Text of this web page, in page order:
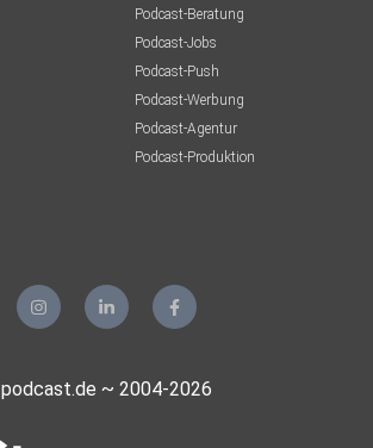
Podcast-Beratung
Podcast-Jobs
Podcast-Push
Podcast-Werbung
Podcast-Agentur
Podcast-Produktion
podcast.de ~ 2004-2026